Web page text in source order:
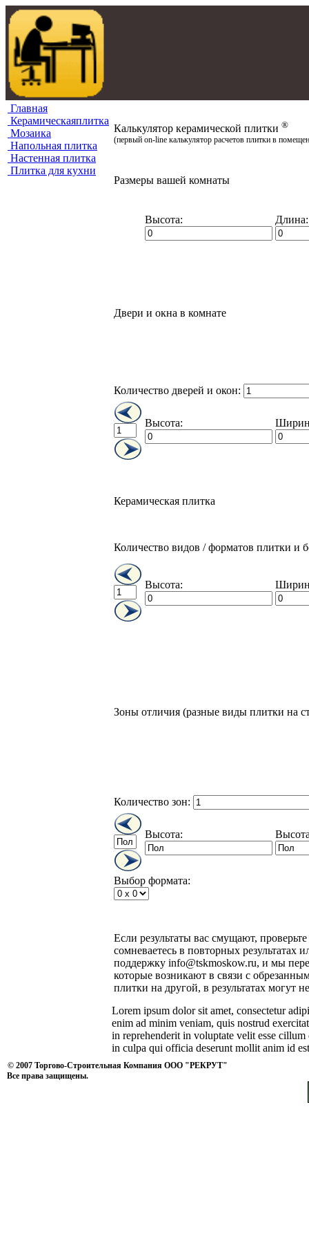
Главная
Керамическаяплитка
Мозаика
Напольная плитка
Настенная плитка
Плитка для кухни
Калькулятор керамической плитки ®
(первый on-line калькулятор расчетов плитки в
Размеры вашей комнаты
Высота: Длина:
Двери и окна в комнате
Количество дверей и окон:
Высота:
Керамическая плитка
Количество видов / форматов плитки и
Высота:
Зоны отличия (разные виды плитки на
Количество зон:
Высота:
Выбор формата:
Если результаты вас смущают,
сомневаетесь в повторных
поддержку info@tskmoskow.ru, и мы
которые возникают в связи с
плитки на другой, в результатах могут
Lorem ipsum dolor sit amet, consectetur
enim ad minim veniam, quis nostrud
in reprehenderit in voluptate velit esse
in culpa qui officia deserunt mollit anim id
© 2007 Торгово-Строительная Компания ООО "РЕКРУТ"
Все права защищены.